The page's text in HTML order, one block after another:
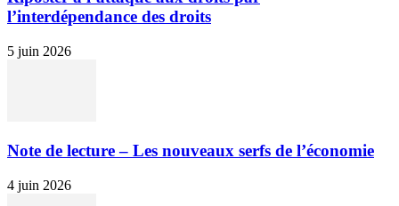
l’interdépendance des droits
5 juin 2026
Note de lecture – Les nouveaux serfs de l’économie
4 juin 2026